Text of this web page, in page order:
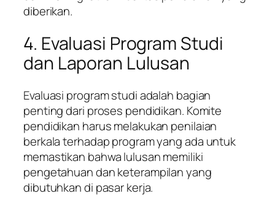
diberikan.
4. Evaluasi Program Studi
dan Laporan Lulusan
Evaluasi program studi adalah bagian
penting dari proses pendidikan. Komite
pendidikan harus melakukan penilaian
berkala terhadap program yang ada untuk
memastikan bahwa lulusan memiliki
pengetahuan dan keterampilan yang
dibutuhkan di pasar kerja.